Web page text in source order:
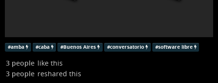
#amba #caba #Buenos Aires #conversatorio #software libre
3 people like this
3 people reshared this